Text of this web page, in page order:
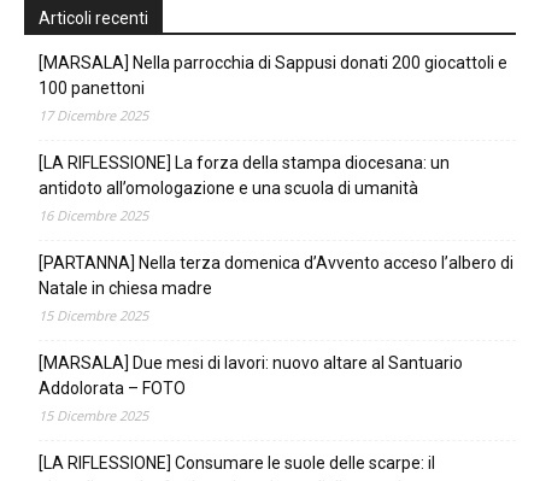
Articoli recenti
[MARSALA] Nella parrocchia di Sappusi donati 200 giocattoli e
100 panettoni
17 Dicembre 2025
[LA RIFLESSIONE] La forza della stampa diocesana: un
antidoto all’omologazione e una scuola di umanità
16 Dicembre 2025
[PARTANNA] Nella terza domenica d’Avvento acceso l’albero di
Natale in chiesa madre
15 Dicembre 2025
[MARSALA] Due mesi di lavori: nuovo altare al Santuario
Addolorata – FOTO
15 Dicembre 2025
[LA RIFLESSIONE] Consumare le suole delle scarpe: il